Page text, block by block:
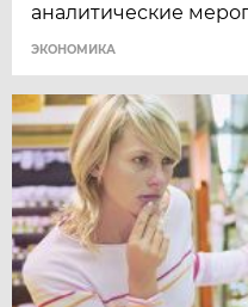
аналитические
ЭКОНОМИКА